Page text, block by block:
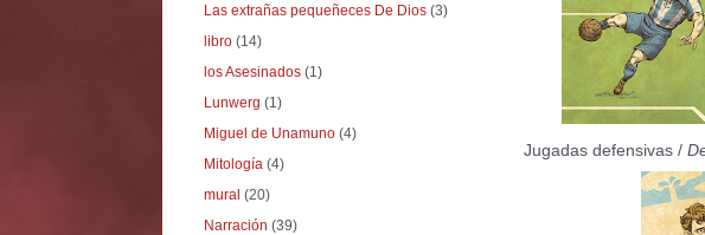
Jugadas defensivas /
Las extrañas pequeñeces De Dios (3)
libro (14)
los Asesinados (1)
Lunwerg (1)
Miguel de Unamuno (4)
Mitología (4)
mural (20)
Narración (39)